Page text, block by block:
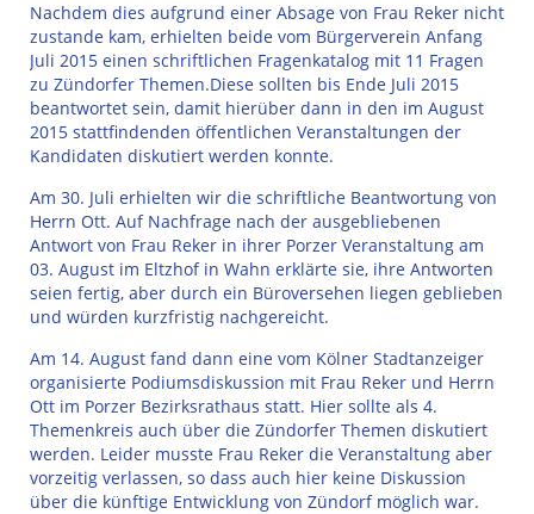
Nachdem dies aufgrund einer Absage von Frau Reker nicht
zustande kam, erhielten beide vom Bürgerverein Anfang
Juli 2015 einen schriftlichen Fragenkatalog mit 11 Fragen
zu Zündorfer Themen.Diese sollten bis Ende Juli 2015
beantwortet sein, damit hierüber dann in den im August
2015 stattfindenden öffentlichen Veranstaltungen der
Kandidaten diskutiert werden konnte.
Am 30. Juli erhielten wir die schriftliche Beantwortung von
Herrn Ott. Auf Nachfrage nach der ausgebliebenen
Antwort von Frau Reker in ihrer Porzer Veranstaltung am
03. August im Eltzhof in Wahn erklärte sie, ihre Antworten
seien fertig, aber durch ein Büroversehen liegen geblieben
und würden kurzfristig nachgereicht.
Am 14. August fand dann eine vom Kölner Stadtanzeiger
organisierte Podiumsdiskussion mit Frau Reker und Herrn
Ott im Porzer Bezirksrathaus statt. Hier sollte als 4.
Themenkreis auch über die Zündorfer Themen diskutiert
werden. Leider musste Frau Reker die Veranstaltung aber
vorzeitig verlassen, so dass auch hier keine Diskussion
über die künftige Entwicklung von Zündorf möglich war.